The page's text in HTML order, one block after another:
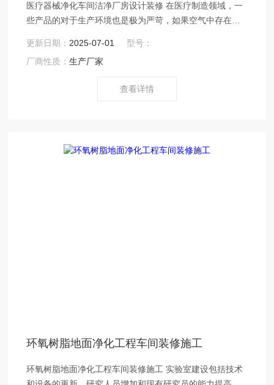
医疗器械净化车间洁净厂房设计装修 在医疗制造领域，一
些产品的对于生产环境也是极为严苛，如果空气中存在一
扬净化工程能够根据不业的要求净化生产车间的空气，控
制整个微环境的悬浮粒子浓度，环扬保证产品的正常生产
更新日期： 2025-07-01
型号：
厂商性质：生产厂家
查看详情
环氧树脂地面净化工程车间装修施工
环氧树脂地面净化工程车间装修施工 实验室建设包括技术